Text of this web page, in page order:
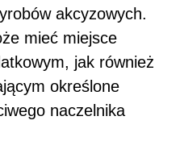
akcyzowych.
mieć miejsce
jak również
określone
naczelnika